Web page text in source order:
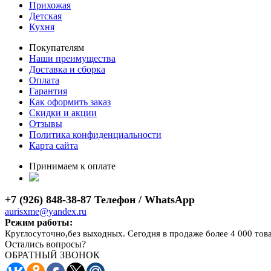
Прихожая
Детская
Кухня
Покупателям
Наши преимущества
Доставка и сборка
Оплата
Гарантия
Как оформить заказ
Скидки и акции
Отзывы
Политика конфиденциальности
Карта сайта
Принимаем к оплате
+7 (926) 848-38-87 Телефон / WhatsApp
aurisxme@yandex.ru
Режим работы:
Круглосуточно,без выходных. Сегодня в продаже более 4 000
Остались вопросы?
ОБРАТНЫЙ ЗВОНОК